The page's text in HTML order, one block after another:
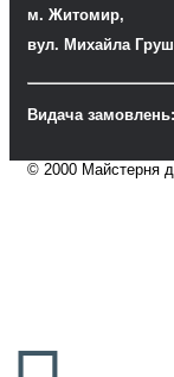
м. Житомир,
вул. Михайла
Видача
© 2000 Майстерня